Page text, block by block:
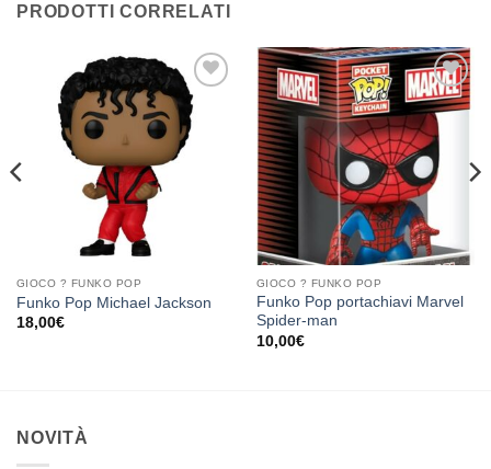
PRODOTTI CORRELATI
Aggiungi
alla lista
dei
desideri
GIOCO ? FUNKO POP
Funko Pop Michael Jackson
18,00€
Aggiungi
alla lista
dei
desideri
GIOCO ? FUNKO POP
Funko Pop portachiavi Marvel
Spider-man
10,00€
NOVITÀ